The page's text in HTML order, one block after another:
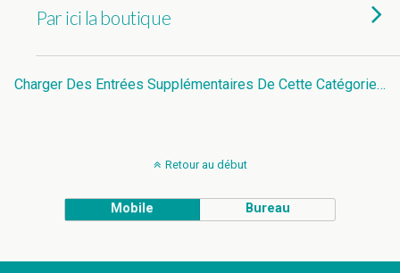
Par ici la boutique
Charger Des Entrées Supplémentaires De Cette Catégorie…
Retour au début
Mobile Bureau